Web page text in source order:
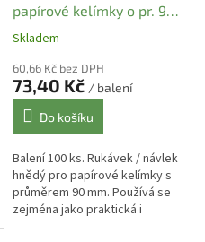
papírové kelímky o pr. 90
mm ( 100 ks)
Skladem
60,66 Kč bez DPH
73,40 Kč / balení
Do košíku
Balení 100 ks. Rukávek / návlek
hnědý pro papírové kelímky s
průměrem 90 mm. Používá se
zejména jako praktická i